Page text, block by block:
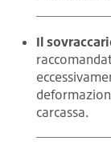
Il
carcassa.